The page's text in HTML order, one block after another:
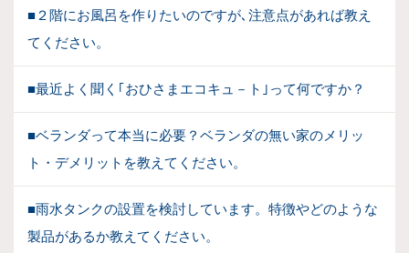
■２階にお風呂を作りたいのですが､注意点があれば教え
てください。
■最近よく聞く｢おひさまエコキュ－ト｣って何ですか？
■ベランダって本当に必要？ベランダの無い家のメリッ
ト・デメリットを教えてください。
■雨水タンクの設置を検討しています。特徴やどのような
製品があるか教えてください。